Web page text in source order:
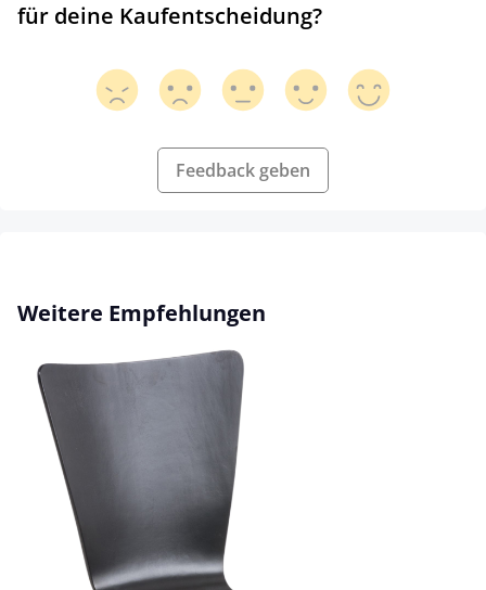
für deine Kaufentscheidung?
Feedback geben
Produktgalerie überspringen
Weitere Empfehlungen